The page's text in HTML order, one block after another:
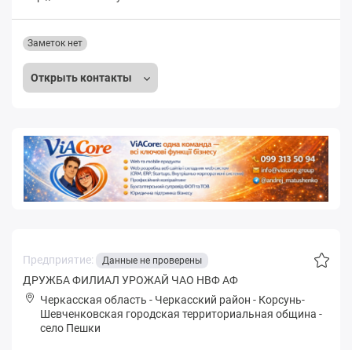
Открыть контакты
Заметок нет
Предприятие: Данные не проверены
ДРУЖБА ФИЛИАЛ УРОЖАЙ ЧАО НВФ АФ
Черкасская область - Черкасский район - Кoрсунь-
Шевченковская городская территориальная община -
село Пешки